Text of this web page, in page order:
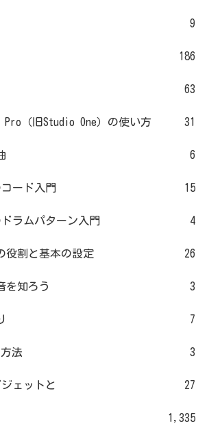
9
186
63
（旧Studio One）の使い方 31
6
コード入門 15
ドラムパターン入門 4
役割と基本の設定 26
を知ろう 3
7
法 3
ジェットと 27
1,335